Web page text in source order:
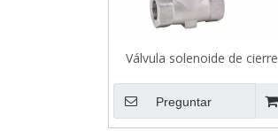
Válvula solenoide de cierre
inoxidable serie SLP
Preguntar